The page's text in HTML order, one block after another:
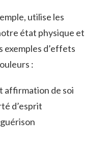
utilise les
état physique et
exemples d’effets
:
affirmation de soi
d’esprit